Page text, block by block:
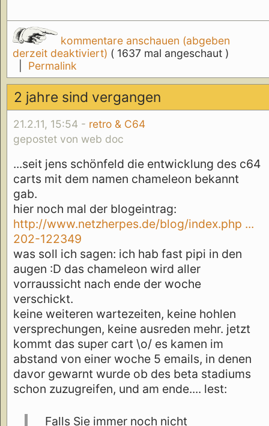
kommentare anschauen (abgeben
derzeit deaktiviert) ( 1637 mal angeschaut )
Permalink
2 jahre sind vergangen
21.2.11, 15:54 - retro & C64
gepostet von web doc
...seit jens schönfeld die entwicklung des c64
carts mit dem namen chameleon bekannt
gab.
hier noch mal der blogeintrag:
http://www.netzherpes.de/blog/index.php ...
202-122349
was soll ich sagen: ich hab fast pipi in den
augen :D das chameleon wird aller
vorraussicht nach ende der woche
verschickt.
keine weiteren wartezeiten, keine hohlen
versprechungen, keine ausreden mehr. jetzt
kommt das super cart \o/ es kamen im
abstand von einer woche 5 emails, in denen
davor gewarnt wurde ob des beta stadiums
schon zuzugreifen, und am ende.... lest:
Falls Sie immer noch nicht